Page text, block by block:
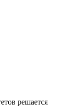
решается